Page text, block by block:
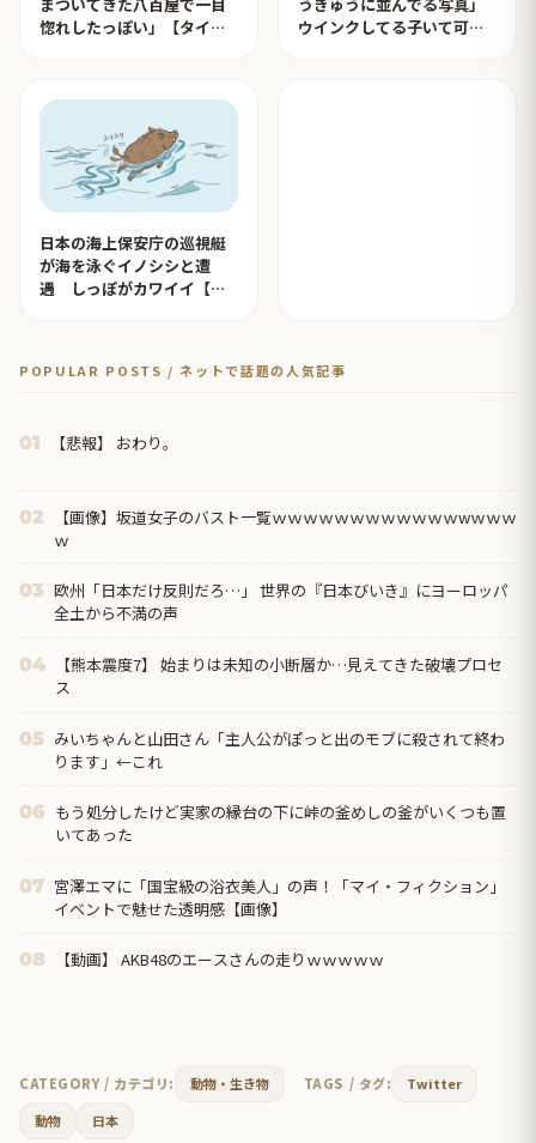
惚れしたっぽい」【タイ人
ウインクしてる子いて可愛
日本の海上保安庁の巡視艇
が海を泳ぐイノシシと遭
遇 しっぽがカワイイ【タ
POPULAR POSTS / ネットで話題の人気記事
01 【悲報】 おわり。
02
【画像】坂道女子のバスト一覧ｗｗｗｗｗｗｗｗｗｗｗｗwｗｗｗ
ｗ
03 欧州「日本だけ反則だろ…」 世界の『日本びいき』にヨーロッパ
全土から不満の声
04
【熊本震度7】 始まりは未知の小断層か…見えてきた破壊プロセ
ス
05 みいちゃんと山田さん「主人公がぽっと出のモブに殺されて終わ
ります」←これ
06 もう処分したけど実家の縁台の下に峠の釜めしの釜がいくつも置
いてあった
07 宮澤エマに「国宝級の浴衣美人」の声！「マイ・フィクション」
イベントで魅せた透明感【画像】
08 【動画】 AKB48のエースさんの走りｗｗｗｗｗ
CATEGORY / カテゴリ: 動物・生き物 TAGS / タグ:
Twitter
動物
日本